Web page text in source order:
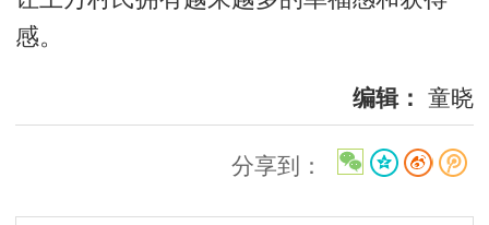
感。
编辑： 童晓
分享到：